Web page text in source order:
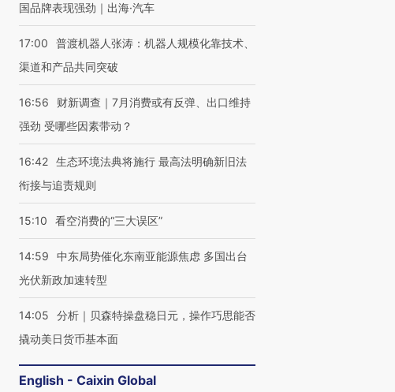
国品牌表现强劲｜出海·汽车
17:00
普渡机器人张涛：机器人规模化靠技术、
渠道和产品共同突破
16:56
财新调查｜7月消费或有反弹、出口维持
强劲 受哪些因素带动？
16:42 生态环境法典将施行 最高法明确新旧法
衔接与追责规则
15:10 看空消费的“三大误区”
14:59
中东局势催化东南亚能源焦虑 多国出台
光伏新政加速转型
14:05
分析｜贝森特操盘稳日元，操作巧思能否
撬动美日货币基本面
English - Caixin Global